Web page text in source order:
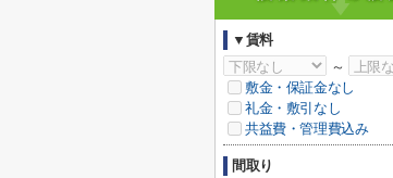
▼賃料
～
敷金・保証金なし
礼金・敷引なし
共益費・管理費込み
間取り